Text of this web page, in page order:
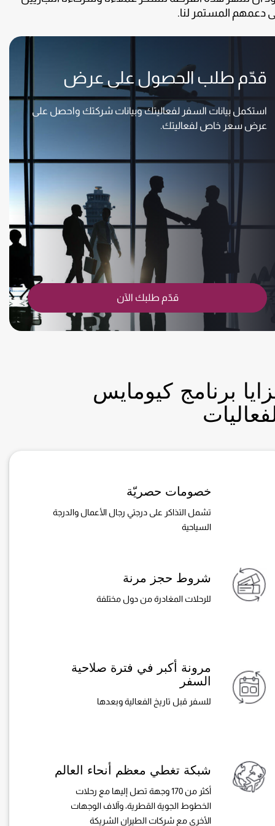
دعمهم المستمر لنا.
قدّم طلب الحصول على عرض
استكمل بيانات السفر لفعاليتك وبيانات شركتك واحصل على
عرض سعر خاص لفعاليتك.
قدّم طلبك الآن
برنامج كيومايس
خصومات حصريّة
تشمل التذاكر على درجتي رجال الأعمال والدرجة
السياحية
شروط حجز مرنة
للرحلات المغادرة من دول مختلفة
مرونة أكبر في فترة صلاحية
السفر
للسفر قبل تاريخ الفعالية وبعدها
شبكة تغطي معظم أنحاء العالم
أكثر من 170 وجهة تصل إليها مع رحلات
الخطوط الجوية القطرية، وآلاف الوجهات
الأخرى مع شركات الطيران الشريكة